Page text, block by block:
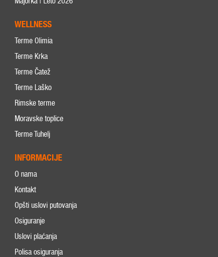
WELLNESS
Terme Olimia
Terme Krka
Terme Čatež
Terme Laško
Rimske terme
Moravske toplice
Terme Tuhelj
INFORMACIJE
O nama
Kontakt
Opšti uslovi putovanja
Osiguranje
Uslovi plaćanja
Polisa osiguranja